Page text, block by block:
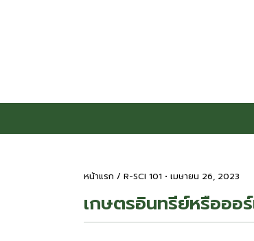
หน้าแรก / R-SCI 101 • เมษายน 26, 2023
เกษตรอินทรีย์หรือออ